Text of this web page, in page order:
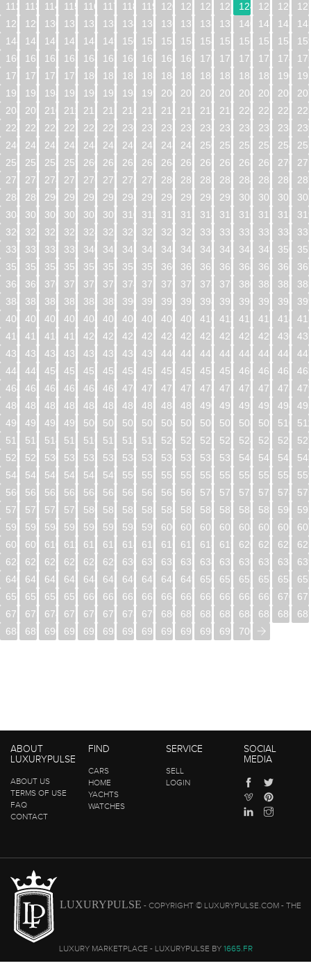
112
113 114 115 116 117 118 119 120 121 122 123 124 125 126
128
129 130 131 132 133 134 135 136 137 138 139 140 141 142
144
145 146 147 148 149 150 151 152 153 154 155 156 157 158
160
161 162 163 164 165 166 167 168 169 170 171 172 173 174
176
177 178 179 180 181 182 183 184 185 186 187 188 189 190
192
193 194 195 196 197 198 199 200 201 202 203 204 205 206
208
209 210 211 212 213 214 215 216 217 218 219 220 221 222
224
225 226 227 228 229 230 231 232 233 234 235 236 237 238
240
241 242 243 244 245 246 247 248 249 250 251 252 253 254
256
257 258 259 260 261 262 263 264 265 266 267 268 269 270
272
273 274 275 276 277 278 279 280 281 282 283 284 285 286
288
289 290 291 292 293 294 295 296 297 298 299 300 301 302
304
305 306 307 308 309 310 311 312 313 314 315 316 317 318
320
321 322 323 324 325 326 327 328 329 330 331 332 333 334
336
337 338 339 340 341 342 343 344 345 346 347 348 349 350
352
353 354 355 356 357 358 359 360 361 362 363 364 365 366
368
369 370 371 372 373 374 375 376 377 378 379 380 381 382
384
385 386 387 388 389 390 391 392 393 394 395 396 397 398
400
401 402 403 404 405 406 407 408 409 410 411 412 413 414
416
417 418 419 420 421 422 423 424 425 426 427 428 429 430
432
433 434 435 436 437 438 439 440 441 442 443 444 445 446
448
449 450 451 452 453 454 455 456 457 458 459 460 461 462
464
465 466 467 468 469 470 471 472 473 474 475 476 477 478
480
481 482 483 484 485 486 487 488 489 490 491 492 493 494
496
497 498 499 500 501 502 503 504 505 506 507 508 509 510
512
513 514 515 516 517 518 519 520 521 522 523 524 525 526
528
529 530 531 532 533 534 535 536 537 538 539 540 541 542
544
545 546 547 548 549 550 551 552 553 554 555 556 557 558
560
561 562 563 564 565 566 567 568 569 570 571 572 573 574
576
577 578 579 580 581 582 583 584 585 586 587 588 589 590
592
593 594 595 596 597 598 599 600 601 602 603 604 605 606
608
609 610 611 612 613 614 615 616 617 618 619 620 621 622
624
625 626 627 628 629 630 631 632 633 634 635 636 637 638
640
641 642 643 644 645 646 647 648 649 650 651 652 653 654
656
657 658 659 660 661 662 663 664 665 666 667 668 669 670
672
673 674 675 676 677 678 679 680 681 682 683 684 685 686
688
689 690 691 692 693 694 695 696 697 698 699 700
ABOUT
LUXURYPULSE
ABOUT US
TERMS OF USE
FAQ
CONTACT
FIND
CARS
HOME
YACHTS
WATCHES
SERVICE
SELL
LOGIN
SOCIAL
MEDIA
LUXURYPULSE - COPYRIGHT © LUXURYPULSE.COM - THE
LUXURY MARKETPLACE - LUXURYPULSE BY 1665.FR